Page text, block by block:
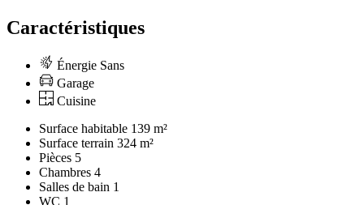
Caractéristiques
Énergie Sans
Garage
Cuisine
Surface habitable 139 m²
Surface terrain 324 m²
Pièces 5
Chambres 4
Salles de bain 1
WC 1